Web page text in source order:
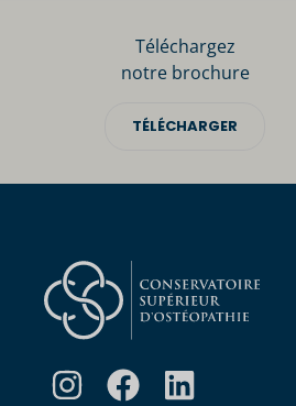
Téléchargez
notre brochure
TÉLÉCHARGER